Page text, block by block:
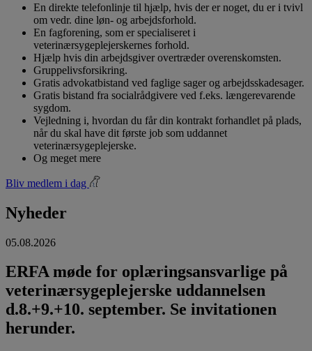
En direkte telefonlinje til hjælp, hvis der er noget, du er i tvivl
om vedr. dine løn- og arbejdsforhold.
En fagforening, som er specialiseret i
veterinærsygeplejerskernes forhold.
Hjælp hvis din arbejdsgiver overtræder overenskomsten.
Gruppelivsforsikring.
Gratis advokatbistand ved faglige sager og arbejdsskadesager.
Gratis bistand fra socialrådgivere ved f.eks. længerevarende
sygdom.
Vejledning i, hvordan du får din kontrakt forhandlet på plads,
når du skal have dit første job som uddannet
veterinærsygeplejerske.
Og meget mere
Bliv medlem i dag
Nyheder
05.08.2026
ERFA møde for oplæringsansvarlige på
veterinærsygeplejerske uddannelsen
d.8.+9.+10. september. Se invitationen
herunder.